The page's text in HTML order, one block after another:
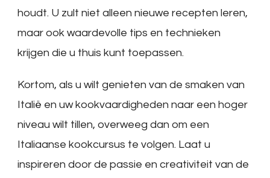
houdt. U zult niet alleen nieuwe recepten leren,
maar ook waardevolle tips en technieken
krijgen die u thuis kunt toepassen.
Kortom, als u wilt genieten van de smaken van
Italië en uw kookvaardigheden naar een hoger
niveau wilt tillen, overweeg dan om een ​​
Italiaanse kookcursus te volgen. Laat u
inspireren door de passie en creativiteit van de